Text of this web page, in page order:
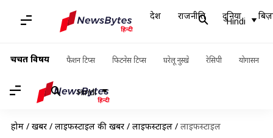
देश राजनीति दुनिया
Hindi
चर्चित विषय फैशन टिप्स फिटनेस टिप्स घरेलू नुस्खे रेसिपी योगासन
Hindi
होम / खबरें / लाइफस्टाइल की खबरें / लाइफस्टाइल / लाइफस्टाइल